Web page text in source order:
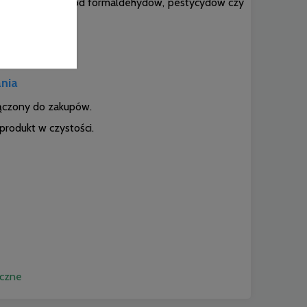
do zakupów.
w czystości.